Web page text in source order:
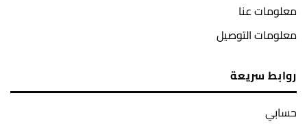
معلومات عنا
معلومات التوصيل
روابط سريعة
حسابي